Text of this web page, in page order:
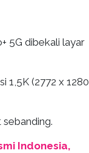
5G dibekali layar
1,5K (2772 x 1280
Indonesia,